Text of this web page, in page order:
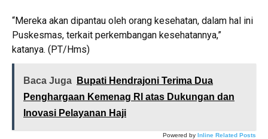
“Mereka akan dipantau oleh orang kesehatan, dalam hal ini
Puskesmas, terkait perkembangan kesehatannya,”
katanya. (PT/Hms)
Baca Juga
Bupati Hendrajoni Terima Dua
Penghargaan Kemenag RI atas Dukungan dan
Inovasi Pelayanan Haji
Powered by Inline Related Posts